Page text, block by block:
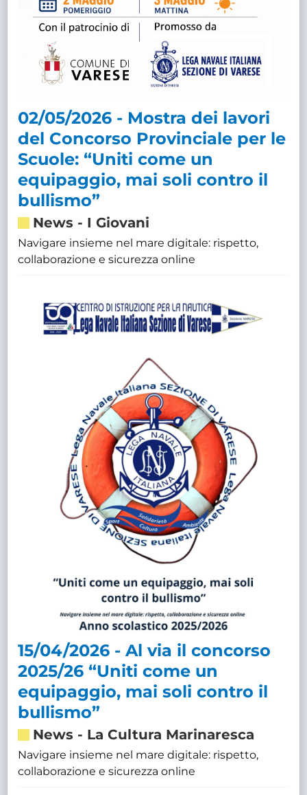
02/05/2026 - Mostra dei lavori
del Concorso Provinciale per le
Scuole: “Uniti come un
equipaggio, mai soli contro il
bullismo”
News - I Giovani
Navigare insieme nel mare digitale: rispetto,
collaborazione e sicurezza online
15/04/2026 - Al via il concorso
2025/26 “Uniti come un
equipaggio, mai soli contro il
bullismo”
News - La Cultura Marinaresca
Navigare insieme nel mare digitale: rispetto,
collaborazione e sicurezza online